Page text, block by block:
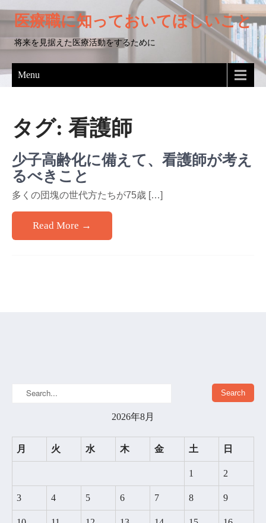
医療職に知っておいてほしいこと
将来を見据えた医療活動をするために
Menu
タグ: 看護師
少子高齢化に備えて、看護師が考え
るべきこと
多くの団塊の世代方たちが75歳 […]
Read More →
2026年8月
月 火 水 木 金 土 日
1 2
3 4 5 6 7 8 9